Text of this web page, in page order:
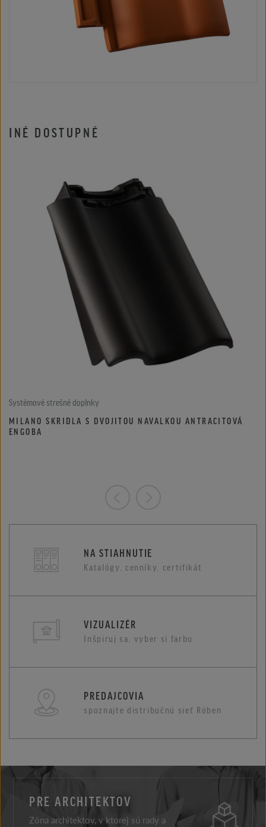
INÉ DOSTUPNÉ
Systémové strešné doplnky
MILANO SKRIDLA S DVOJITOU NAVALKOU ANTRACITOVÁ
ENGOBA
NA STIAHNUTIE
Katalógy, cenníky, certifikát
VIZUALIZÉR
Inšpiruj sa, vyber si farbu
PREDAJCOVIA
spoznajte distribučnú sieť Röben
PRE ARCHITEKTOV
Zóna architektov, v ktorej sú rady a